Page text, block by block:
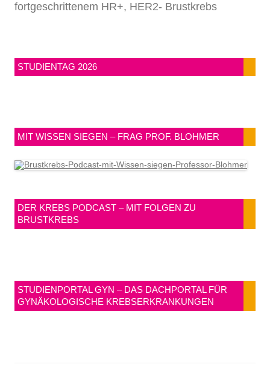
fortgeschrittenem HR+, HER2- Brustkrebs
STUDIENTAG 2026
MIT WISSEN SIEGEN – FRAG PROF. BLOHMER
DER KREBS PODCAST – MIT FOLGEN ZU
BRUSTKREBS
STUDIENPORTAL GYN – DAS DACHPORTAL FÜR
GYNÄKOLOGISCHE KREBSERKRANKUNGEN